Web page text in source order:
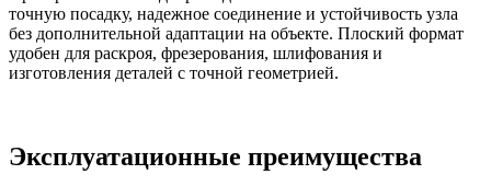
точную посадку, надежное соединение и устойчивость узла
без дополнительной адаптации на объекте. Плоский формат
удобен для раскроя, фрезерования, шлифования и
изготовления деталей с точной геометрией.
Эксплуатационные преимущества